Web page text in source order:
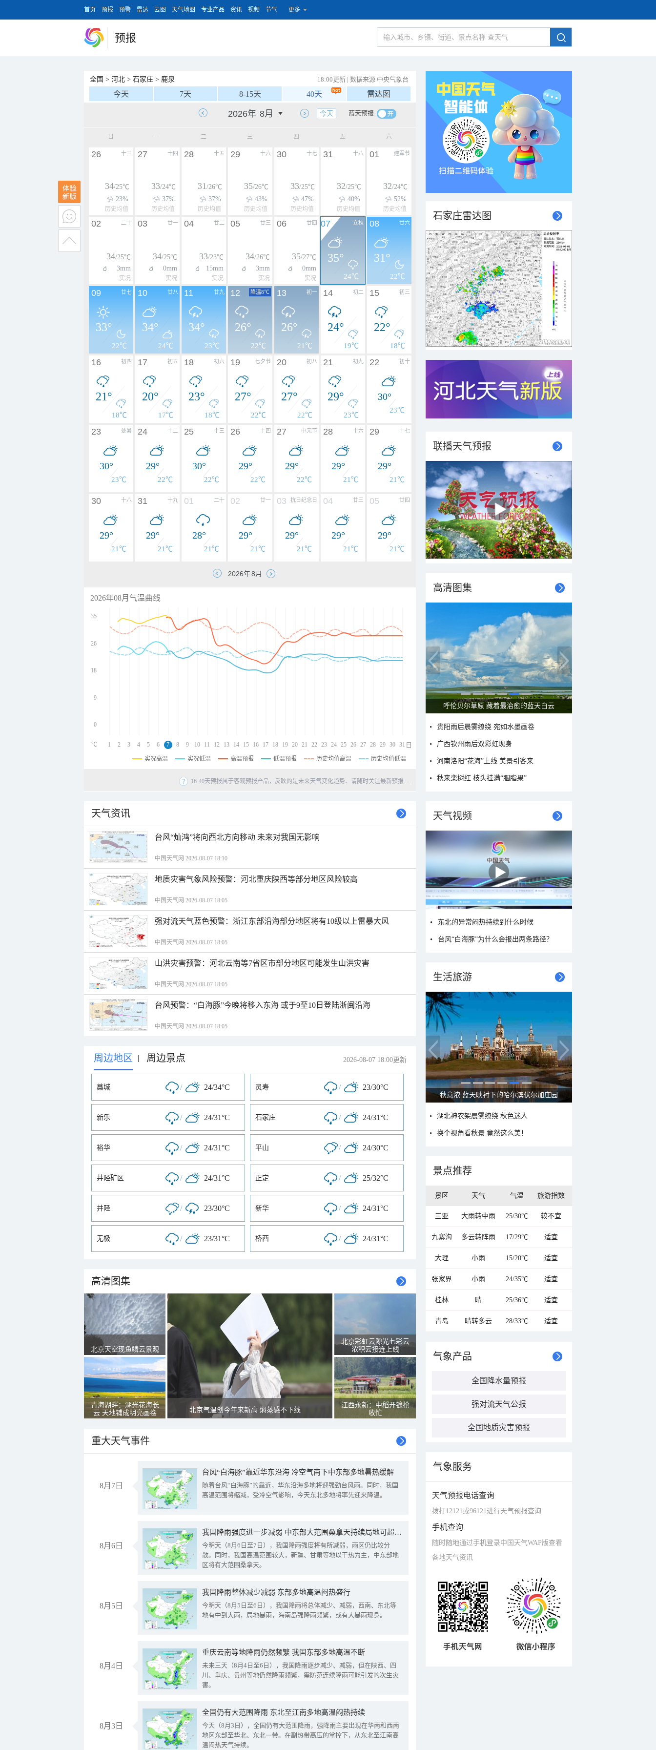
首页 预报 预警 雷达 云图 天气地图 专业产品 资讯 视频 节气 更多
预报
全国 > 河北 > 石家庄 > 鹿泉 18:00更新 | 数据来源 中央气象台
今天 7天 8-15天 40天 雷达图
蓝天预报
今天
日 一 二 三 四 五 六
十三
26
34/25℃
23%
历史均值
十四
27
33/24℃
37%
历史均值
十五
28
31/26℃
37%
历史均值
十六
29
35/26℃
43%
历史均值
十七
30
33/25℃
47%
历史均值
十八
31
32/25℃
40%
历史均值
建军节
01
32/24℃
52%
历史均值
二十
02
34/25℃
3mm
实况
廿一
03
34/25℃
0mm
实况
廿二
04
33/23℃
15mm
实况
廿三
05
34/26℃
3mm
实况
廿四
06
35/27℃
0mm
实况
立秋
07
35°
24℃
廿六
08
31°
22℃
廿七
09
33°
22℃
廿八
10
34°
24℃
廿九
11
34°
23℃
降温8℃
12
26°
22℃
初一
13
26°
21℃
初二
14
24°
19℃
初三
15
22°
18℃
初四
16
21°
18℃
初五
17
20°
17℃
初六
18
23°
18℃
七夕节
19
27°
22℃
初八
20
27°
22℃
初九
21
29°
23℃
初十
22
30°
23℃
处暑
23
30°
23℃
十二
24
29°
22℃
十三
25
30°
22℃
十四
26
29°
22℃
中元节
27
29°
22℃
十六
28
29°
21℃
十七
29
29°
21℃
十八
30
29°
21℃
十九
31
29°
21℃
二十
01
28°
21℃
廿一
02
29°
21℃
抗日纪念日
03
29°
21℃
廿三
04
29°
21℃
廿四
05
29°
21℃
2026年08月气温曲线
35
26
18
9
0
1 2 3 4 5 6 7 8 9 10 11 12 13 14 15 16 17 18 19 20 21 22 23 24 25 26 27 28 29 30 31
℃ 日
实况高温 实况低温 高温预报 低温预报 历史均值高温 历史均值低温
16-40天预报属于客观预报产品，反映的是未来天气变化趋势、请随时关注最新预报.....
天气资讯
台风“灿鸿”将向西北方向移动 未来对我国无影响
中国天气网 2026-08-07 18:10
地质灾害气象风险预警：河北重庆陕西等部分地区风险较高
中国天气网 2026-08-07 18:05
强对流天气蓝色预警：浙江东部沿海部分地区将有10级以上雷暴大风
中国天气网 2026-08-07 18:05
山洪灾害预警：河北云南等7省区市部分地区可能发生山洪灾害
中国天气网 2026-08-07 18:05
台风预警：“白海豚”今晚将移入东海 或于9至10日登陆浙闽沿海
中国天气网 2026-08-07 18:05
周边地区 | 周边景点 2026-08-07 18:00更新
藁城 / 24/34°C 灵寿 / 23/30°C
新乐 / 24/31°C 石家庄 / 24/31°C
裕华 / 24/31°C 平山 / 24/30°C
井陉矿区 / 24/31°C 正定 / 25/32°C
井陉 / 23/30°C 新华 / 24/31°C
无极 / 23/31°C 桥西 / 24/31°C
高清图集
北京天空现鱼鳞云景观
青海湖畔：湖光花海长
云 天地铺成明亮画卷
北京气温创今年来新高 焖蒸感不下线
北京彩虹云隙光七彩云
浓积云接连上线
江西永新：中稻开镰抢
收忙
重大天气事件
8月7日
台风“白海豚”靠近华东沿海 冷空气南下中东部多地暑热缓解
随着台风“白海豚”的靠近，华东沿海多地将迎强劲台风雨。同时，我国
高温范围将缩减，受冷空气影响，今天东北多地将率先迎来降温。
8月6日
我国降雨强度进一步减弱 中东部大范围桑拿天持续局地可超38℃
今明天（8月6日至7日），我国降雨强度将有所减弱，雨区仍比较分
散。同时，我国高温范围较大，新疆、甘肃等地以干热为主，中东部地
区将有大范围桑拿天。
8月5日
我国降雨整体减少减弱 东部多地高温闷热盛行
今明天（8月5日至6日），我国降雨将总体减少、减弱，西南、东北等
地有中到大雨，局地暴雨，海南岛强降雨频繁，或有大暴雨现身。
8月4日
重庆云南等地降雨仍然频繁 我国东部多地高温不断
未来三天（8月4日至6日），我国降雨逐步减少、减弱，但在陕西、四
川、重庆、贵州等地仍然降雨频繁，需防范连续降雨可能引发的次生灾
害。
8月3日
全国仍有大范围降雨 东北至江南多地高温闷热持续
今天（8月3日），全国仍有大范围降雨，强降雨主要出现在华南和西南
地区东部至华北、东北一带。在副热带高压的掌控下，从东北至江南高
温闷热天气持续。
石家庄雷达图
联播天气预报
高清图集
呼伦贝尔草原 藏着最治愈的蓝天白云
贵阳雨后晨雾缭绕 宛如水墨画卷
广西钦州雨后双彩虹现身
河南洛阳“花海”上线 美景引客来
秋来栾树红 枝头挂满“胭脂果”
天气视频
东北的异常闷热持续到什么时候
台风“白海豚”为什么会报出两条路径？
生活旅游
秋意浓 蓝天映衬下的哈尔滨伏尔加庄园
湖北神农架晨雾缭绕 秋色迷人
换个视角看秋景 竟然这么美！
景点推荐
景区 天气 气温 旅游指数
三亚 大雨转中雨 25/30℃ 较不宜
九寨沟 多云转阵雨 17/29℃ 适宜
大理 小雨 15/20℃ 适宜
张家界 小雨 24/35℃ 适宜
桂林 晴 25/36℃ 适宜
青岛 晴转多云 28/33℃ 适宜
气象产品
全国降水量预报
强对流天气公报
全国地质灾害预报
气象服务
天气预报电话查询
拨打12121或96121进行天气预报查询
手机查询
随时随地通过手机登录中国天气WAP版查看
各地天气资讯